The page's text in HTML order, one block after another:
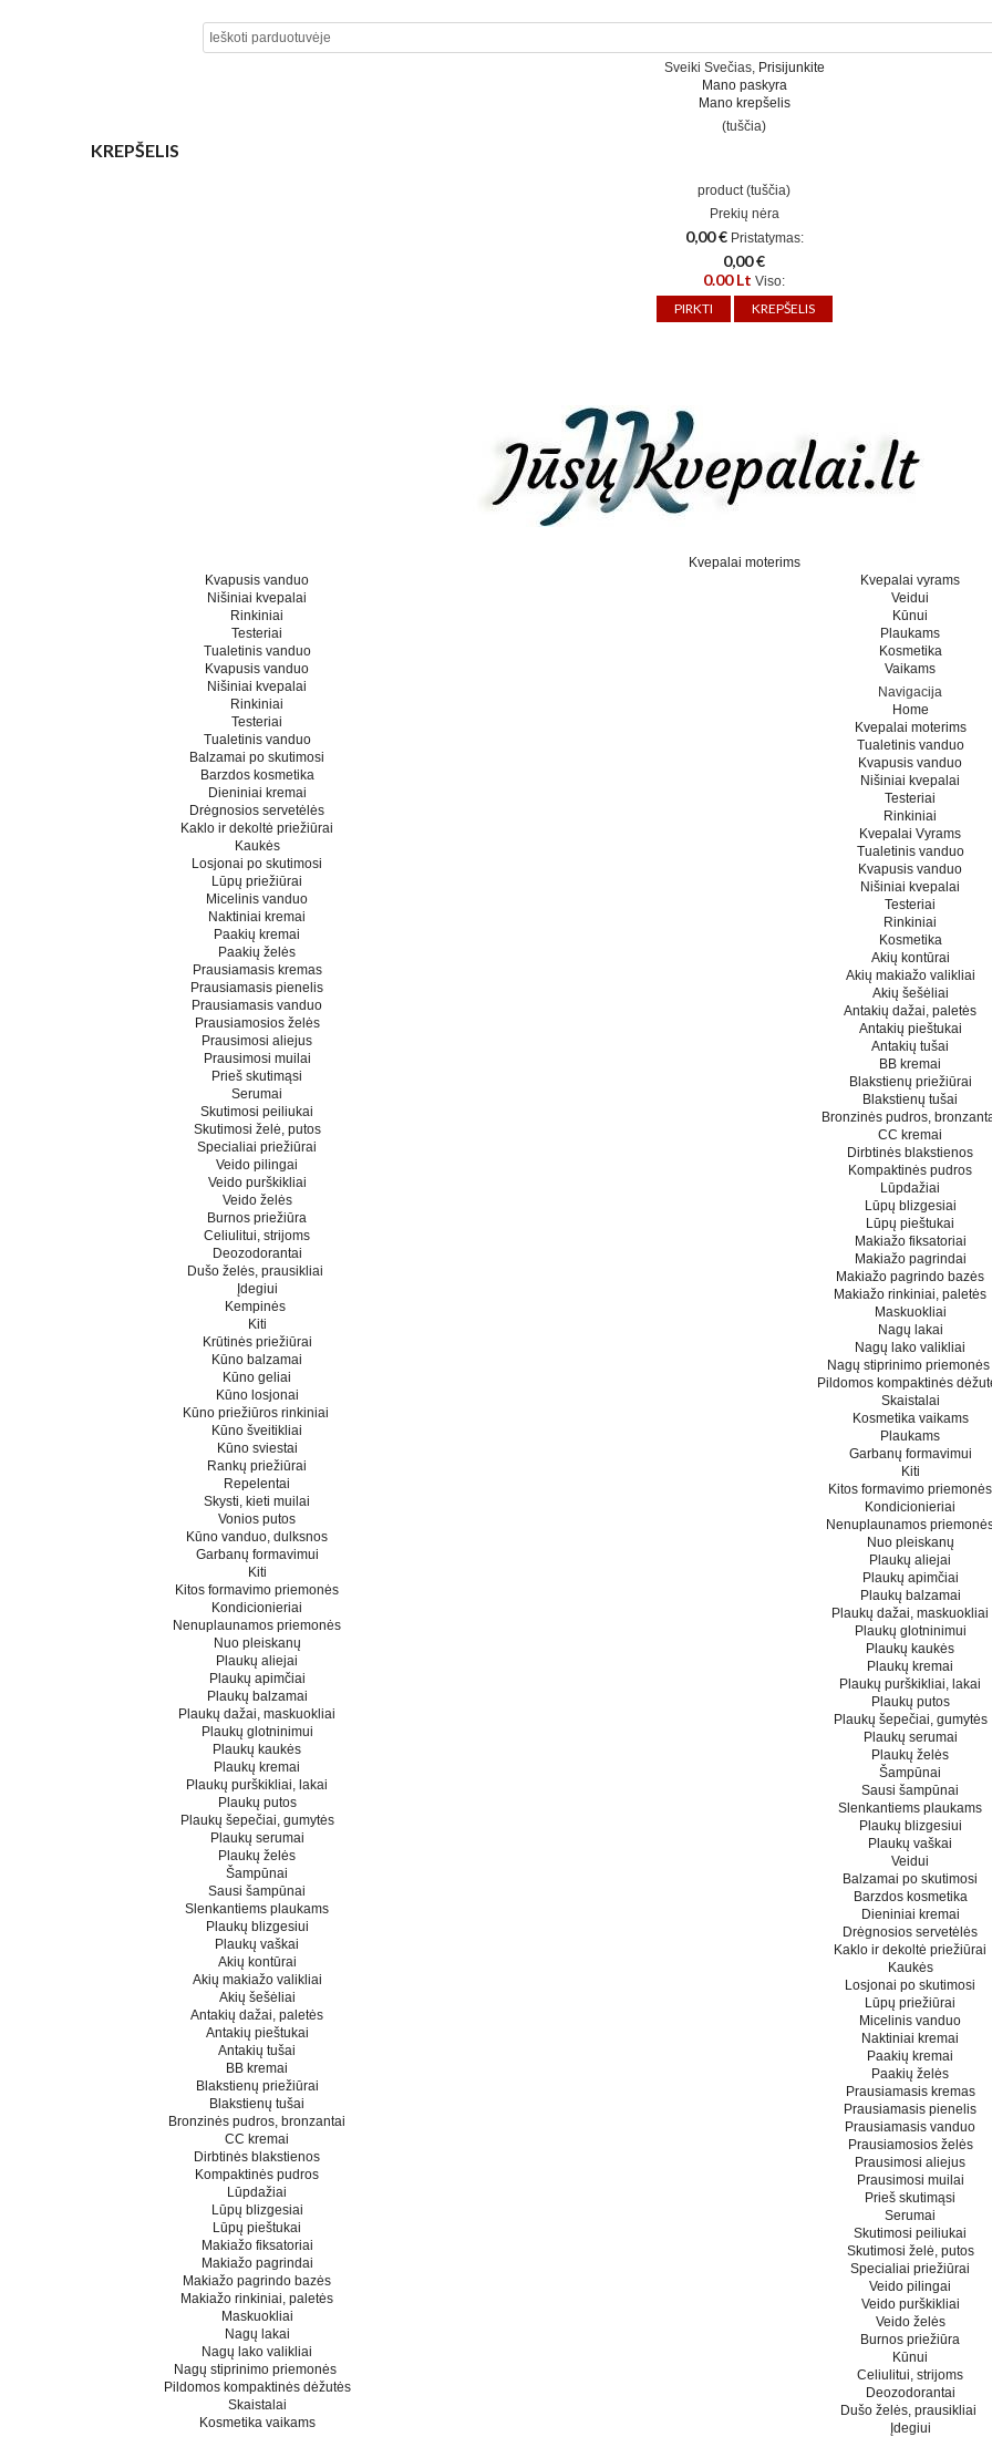
Sveiki Svečias, Prisijunkite
Mano paskyra
Mano krepšelis
(tuščia)
KREPŠELIS
product (tuščia)
Prekių nėra
0,00 € Pristatymas:
0,00 €
0.00 Lt Viso:
PIRKTI KREPŠELIS
Kvepalai moterims
Kvapusis vanduo
Nišiniai kvepalai
Rinkiniai
Testeriai
Tualetinis vanduo
Kvepalai vyrams
Kvapusis vanduo
Nišiniai kvepalai
Rinkiniai
Testeriai
Tualetinis vanduo
Veidui
Balzamai po skutimosi
Barzdos kosmetika
Dieniniai kremai
Drėgnosios servetėlės
Kaklo ir dekoltė priežiūrai
Kaukės
Losjonai po skutimosi
Lūpų priežiūrai
Micelinis vanduo
Naktiniai kremai
Paakių kremai
Paakių želės
Prausiamasis kremas
Prausiamasis pienelis
Prausiamasis vanduo
Prausiamosios želės
Prausimosi aliejus
Prausimosi muilai
Prieš skutimąsi
Serumai
Skutimosi peiliukai
Skutimosi želė, putos
Specialiai priežiūrai
Veido pilingai
Veido purškikliai
Veido želės
Burnos priežiūra
Kūnui
Celiulitui, strijoms
Deozodorantai
Dušo želės, prausikliai
Įdegiui
Kempinės
Kiti
Krūtinės priežiūrai
Kūno balzamai
Kūno geliai
Kūno losjonai
Kūno priežiūros rinkiniai
Kūno šveitikliai
Kūno sviestai
Rankų priežiūrai
Repelentai
Skysti, kieti muilai
Vonios putos
Kūno vanduo, dulksnos
Plaukams
Garbanų formavimui
Kiti
Kitos formavimo priemonės
Kondicionieriai
Nenuplaunamos priemonės
Nuo pleiskanų
Plaukų aliejai
Plaukų apimčiai
Plaukų balzamai
Plaukų dažai, maskuokliai
Plaukų glotninimui
Plaukų kaukės
Plaukų kremai
Plaukų purškikliai, lakai
Plaukų putos
Plaukų šepečiai, gumytės
Plaukų serumai
Plaukų želės
Šampūnai
Sausi šampūnai
Slenkantiems plaukams
Plaukų blizgesiui
Plaukų vaškai
Kosmetika
Akių kontūrai
Akių makiažo valikliai
Akių šešėliai
Antakių dažai, paletės
Antakių pieštukai
Antakių tušai
BB kremai
Blakstienų priežiūrai
Blakstienų tušai
Bronzinės pudros, bronzantai
CC kremai
Dirbtinės blakstienos
Kompaktinės pudros
Lūpdažiai
Lūpų blizgesiai
Lūpų pieštukai
Makiažo fiksatoriai
Makiažo pagrindai
Makiažo pagrindo bazės
Makiažo rinkiniai, paletės
Maskuokliai
Nagų lakai
Nagų lako valikliai
Nagų stiprinimo priemonės
Pildomos kompaktinės dėžutės
Skaistalai
Kosmetika vaikams
Vaikams
Navigacija
Home
Kvepalai moterims
Tualetinis vanduo
Kvapusis vanduo
Nišiniai kvepalai
Testeriai
Rinkiniai
Kvepalai Vyrams
Tualetinis vanduo
Kvapusis vanduo
Nišiniai kvepalai
Testeriai
Rinkiniai
Kosmetika
Akių kontūrai
Akių makiažo valikliai
Akių šešėliai
Antakių dažai, paletės
Antakių pieštukai
Antakių tušai
BB kremai
Blakstienų priežiūrai
Blakstienų tušai
Bronzinės pudros,
CC kremai
Dirbtinės blakstienos
Kompaktinės pudros
Lūpdažiai
Lūpų blizgesiai
Lūpų pieštukai
Makiažo fiksatoriai
Makiažo pagrindai
Makiažo pagrindo bazės
Makiažo rinkiniai, paletės
Maskuokliai
Nagų lakai
Nagų lako valikliai
Nagų stiprinimo priemonės
Pildomos kompaktinės
Skaistalai
Kosmetika vaikams
Plaukams
Garbanų formavimui
Kiti
Kitos formavimo priemonės
Kondicionieriai
Nenuplaunamos
Nuo pleiskanų
Plaukų aliejai
Plaukų apimčiai
Plaukų balzamai
Plaukų dažai, maskuokliai
Plaukų glotninimui
Plaukų kaukės
Plaukų kremai
Plaukų purškikliai, lakai
Plaukų putos
Plaukų šepečiai, gumytės
Plaukų serumai
Plaukų želės
Šampūnai
Sausi šampūnai
Slenkantiems plaukams
Plaukų blizgesiui
Plaukų vaškai
Veidui
Balzamai po skutimosi
Barzdos kosmetika
Dieniniai kremai
Drėgnosios servetėlės
Kaklo ir dekoltė priežiūrai
Kaukės
Losjonai po skutimosi
Lūpų priežiūrai
Micelinis vanduo
Naktiniai kremai
Paakių kremai
Paakių želės
Prausiamasis kremas
Prausiamasis pienelis
Prausiamasis vanduo
Prausiamosios želės
Prausimosi aliejus
Prausimosi muilai
Prieš skutimąsi
Serumai
Skutimosi peiliukai
Skutimosi želė, putos
Specialiai priežiūrai
Veido pilingai
Veido purškikliai
Veido želės
Burnos priežiūra
Kūnui
Celiulitui, strijoms
Deozodorantai
Dušo želės, prausikliai
Įdegiui